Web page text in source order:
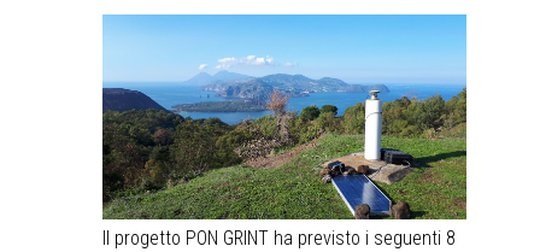
Il progetto PON GRINT ha previsto i seguenti 8